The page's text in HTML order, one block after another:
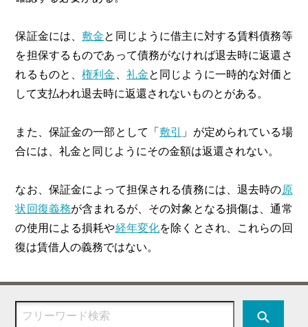
保証金には、 敷金と同じように借主に対する賃料債務等
を担保するものであって債務がなければ退去時に返還さ
れるものと、権利金 礼金と同じように一時的な対価と
して支払われ退去時に返還されないものとがある。
また、保証金の一部として「 敷引
」が定められている場
合には、礼金と同じようにその金額は返還されない。
なお、保証金によって担保される債務には、退去時の原
状回復義務が含まれるが、その対象となる損傷は、通常
の使用による損耗や経年変化を除くとされ、これらの回
復は賃借人の義務ではない。